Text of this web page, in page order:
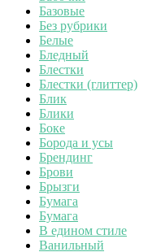
Базовые
Без рубрики
Белые
Бледный
Блестки
Блестки (глиттер)
Блик
Блики
Боке
Борода и усы
Брендинг
Брови
Брызги
Бумага
Бумага
В едином стиле
Ванильный